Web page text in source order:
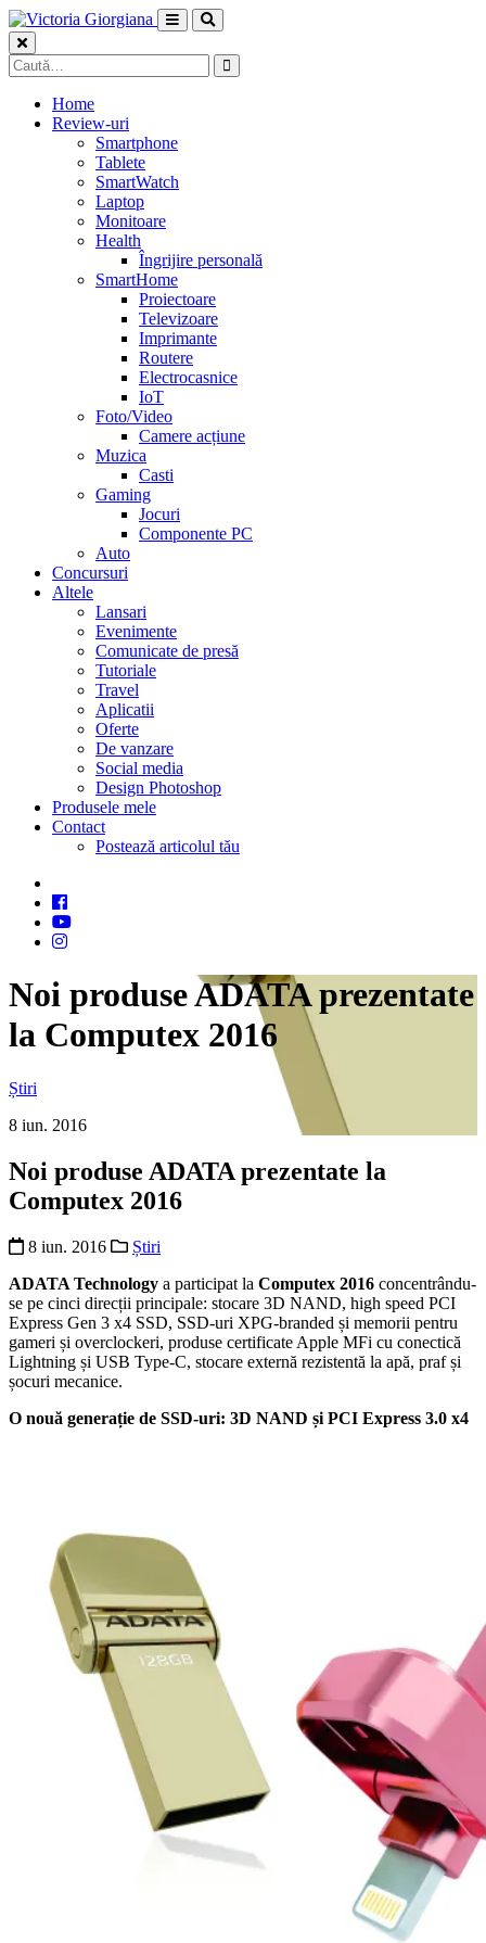
Skip
to
content
Caută
după:
Home
Review-uri
Smartphone
Tablete
SmartWatch
Laptop
Monitoare
Health
Îngrijire personală
SmartHome
Proiectoare
Televizoare
Imprimante
Routere
Electrocasnice
IoT
Foto/Video
Camere acțiune
Muzica
Casti
Gaming
Jocuri
Componente PC
Auto
Concursuri
Altele
Lansari
Evenimente
Comunicate de presă
Tutoriale
Travel
Aplicatii
Oferte
De vanzare
Social media
Design Photoshop
Produsele mele
Contact
Postează articolul tău
Noi produse ADATA prezentate
la Computex 2016
Știri
8 iun. 2016
Noi produse ADATA prezentate la
Computex 2016
8 iun. 2016
Știri
ADATA Technology a participat la Computex 2016 concentrându-
se pe cinci direcții principale: stocare 3D NAND, high speed PCI
Express Gen 3 x4 SSD, SSD-uri XPG-branded și memorii pentru
gameri și overclockeri, produse certificate Apple MFi cu conectică
Lightning și USB Type-C, stocare externă rezistentă la apă, praf și
șocuri mecanice.
O nouă generație de SSD-uri: 3D NAND și PCI Express 3.0 x4